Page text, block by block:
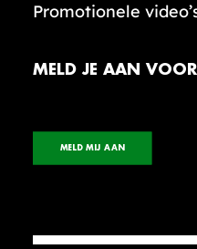
Promotionele
MELD JE AAN
MELD MIJ AAN